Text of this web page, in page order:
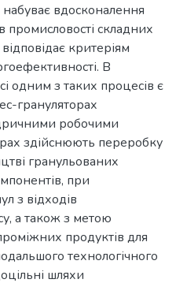
вдосконалення
складних
критеріям
В
одним з таких процесів є
грануляторах
робочими
здійснюють переробку
гранульованих
при
з відходів
а також з метою
продуктів для
технологічного
шляхи